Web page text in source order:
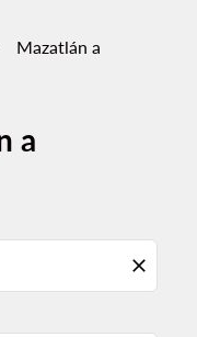
Mazatlán a
a
close
(origen y / o